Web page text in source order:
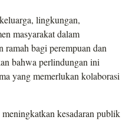
lingkungan,
masyarakat dalam
ramah bagi perempuan dan
bahwa perlindungan ini
yang memerlukan kolaborasi
kesadaran publik